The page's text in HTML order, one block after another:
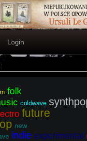
Login
folk
coldwave
future
new
indie experimental